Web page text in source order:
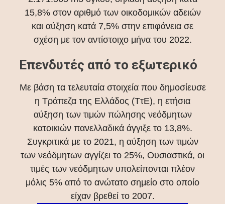
15,8% στον αριθμό των οικοδομικών αδειών
και αύξηση κατά 7,5% στην επιφάνεια σε
σχέση με τον αντίστοιχο μήνα του 2022.
Επενδυτές από το εξωτερικό
Με βάση τα τελευταία στοιχεία που δημοσίευσε
η Τράπεζα της Ελλάδος (ΤτΕ), η ετήσια
αύξηση των τιμών πώλησης νεόδμητων
κατοικιών πανελλαδικά άγγιξε το 13,8%.
Συγκριτικά με το 2021, η αύξηση των τιμών
των νεόδμητων αγγίζει το 25%, Ουσιαστικά, οι
τιμές των νεόδμητων υπολείπονται πλέον
μόλις 5% από το ανώτατο σημείο στο οποίο
είχαν βρεθεί το 2007.